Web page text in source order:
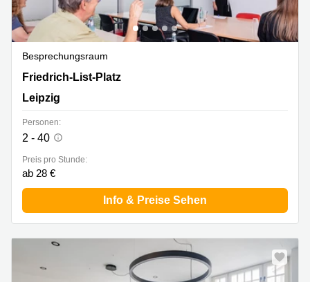
Besprechungsraum
Friedrich-List-Platz 1, Leipzig
Friedrich-List-Platz
Leipzig
Personen:
2 - 40
Preis pro Stunde:
ab 28 €
Info & Preise Sehen